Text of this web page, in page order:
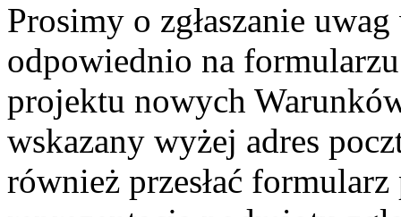
Prosimy o zgłaszanie
odpowiednio na
projektu nowych
wskazany wyżej adres
również przesłać